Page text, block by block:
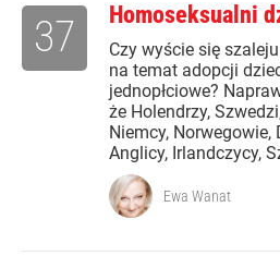
Homoseksualni
Czy wyście się
na temat adopcji
jednopłciowe?
że Holendrzy,
Niemcy, Norwegowie,
Anglicy, Irlandczycy,
37
Ewa Wanat